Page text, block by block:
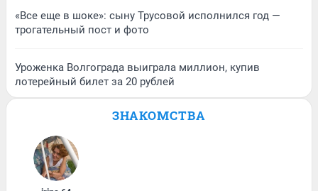
«Все еще в шоке»: сыну Трусовой исполнился год —
трогательный пост и фото
Уроженка Волгограда выиграла миллион, купив
лотерейный билет за 20 рублей
ЗНАКОМСТВА